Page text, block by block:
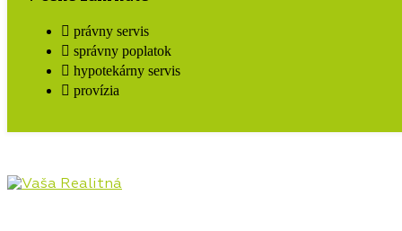
právny servis
správny poplatok
hypotekárny servis
provízia